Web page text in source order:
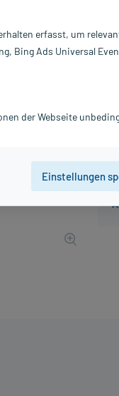
erfasst, um
Bing Ads Universal
der Webseite
Einstellungen